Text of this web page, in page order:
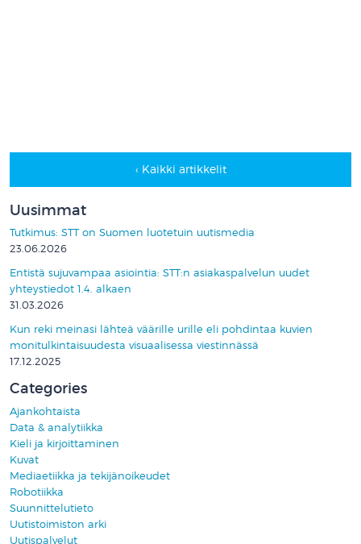
‹ Kaikki artikkelit
Uusimmat
Tutkimus: STT on Suomen luotetuin uutismedia
23.06.2026
Entistä sujuvampaa asiointia: STT:n asiakaspalvelun uudet
yhteystiedot 1.4. alkaen
31.03.2026
Kun reki meinasi lähteä väärille urille eli pohdintaa kuvien
monitulkintaisuudesta visuaalisessa viestinnässä
17.12.2025
Categories
Ajankohtaista
Data & analytiikka
Kieli ja kirjoittaminen
Kuvat
Mediaetiikka ja tekijänoikeudet
Robotiikka
Suunnittelutieto
Uutistoimiston arki
Uutispalvelut